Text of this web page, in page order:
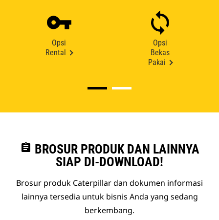
Opsi
Rental
Opsi
Bekas
Pakai
assignment BROSUR PRODUK DAN LAINNYA
SIAP DI-DOWNLOAD!
Brosur produk Caterpillar dan dokumen informasi
lainnya tersedia untuk bisnis Anda yang sedang
berkembang.